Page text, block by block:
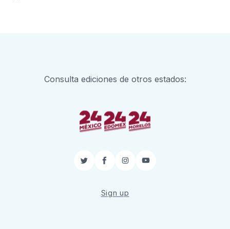
Consulta ediciones de otros estados:
TwitterFacebook
InstagramYouTube
Sign up